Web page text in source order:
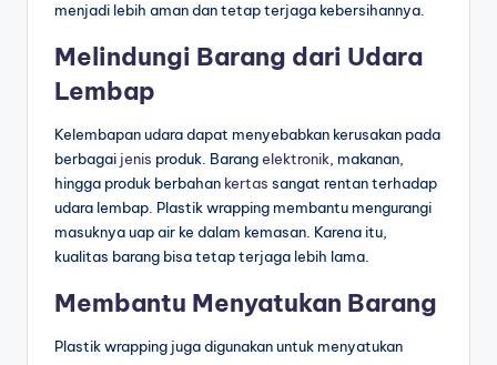
menjadi lebih aman dan tetap terjaga kebersihannya.
Melindungi Barang dari Udara
Lembap
Kelembapan udara dapat menyebabkan kerusakan pada
berbagai jenis produk. Barangelektronik, makanan,
hingga produk berbahan kertas sangat rentan terhadap
udara lembap. Plastik wrapping membantu mengurangi
masuknya uap air ke dalam kemasan. Karena itu,
kualitas barang bisa tetap terjaga lebih lama.
Membantu Menyatukan Barang
Plastik wrapping juga digunakan untuk menyatukan